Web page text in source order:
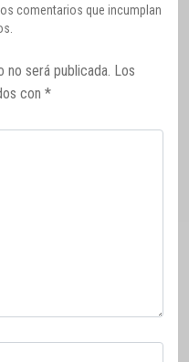
comentarios que incumplan
será publicada. Los
con *